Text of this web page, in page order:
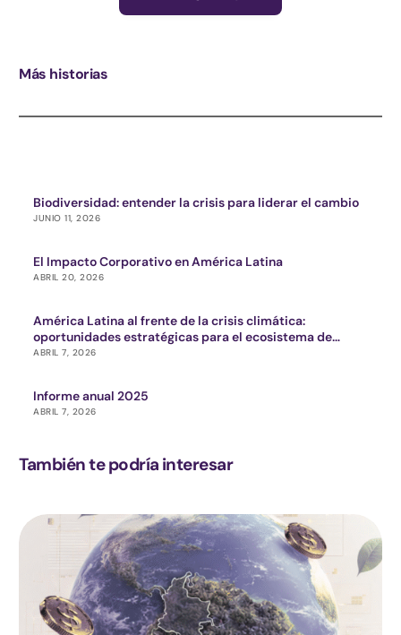
Más historias
Biodiversidad: entender la crisis para liderar el cambio
JUNIO 11, 2026
El Impacto Corporativo en América Latina
ABRIL 20, 2026
América Latina al frente de la crisis climática:
oportunidades estratégicas para el ecosistema de
impacto
ABRIL 7, 2026
Informe anual 2025
ABRIL 7, 2026
También te podría interesar